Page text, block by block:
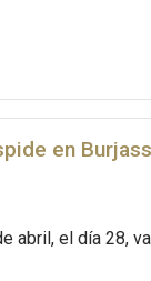
en
abril, el día 28,